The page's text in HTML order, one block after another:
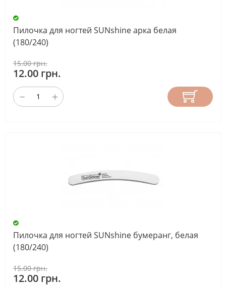
Пилочка для ногтей SUNshine арка белая
(180/240)
15.00 грн.
12.00 грн.
Пилочка для ногтей SUNshine бумеранг, белая
(180/240)
15.00 грн.
12.00 грн.